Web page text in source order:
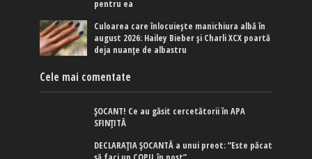
pentru ea
Culoarea care înlocuiește manichiura albă în
august 2026: Hailey Bieber și Charli XCX poartă
deja nuanțe de albastru
Cele mai comentate
ȘOCANT! Ce au găsit cercetătorii în APA
SFINȚITĂ
DECLARAȚIA ȘOCANTĂ a unui preot: ”Este păcat